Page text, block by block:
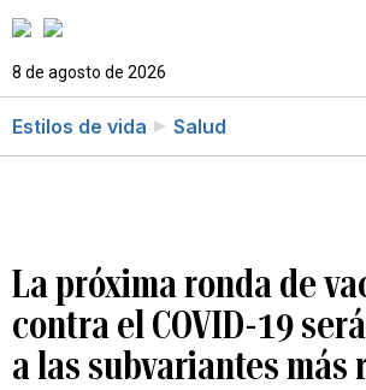
8 de agosto de 2026
Estilos de vida Salud
La próxima ronda de
contra el COVID-19
a las subvariantes más